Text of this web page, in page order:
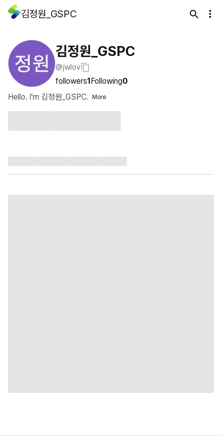
김정원_GSPC
김정원_GSPC
@jwlov
followers1Following0
Hello. I'm 김정원_GSPC.
More